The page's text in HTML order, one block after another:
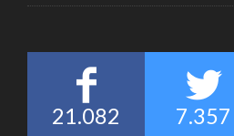
21.082 7.357